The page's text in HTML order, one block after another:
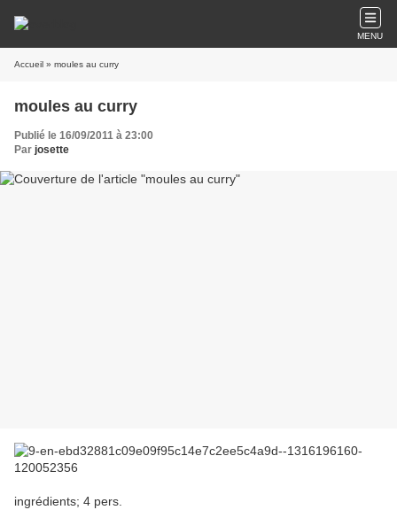
MENU
Accueil » moules au curry
moules au curry
Publié le 16/09/2011 à 23:00
Par josette
ingrédients; 4 pers.